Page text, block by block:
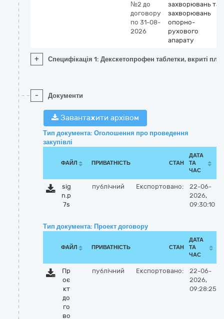
№2 до
договору
по 31-08-
2026
захворювань та
захворювань
опорно-
рухового
апарату
+ Специфікація 1: Декскетопрофен таблетки, вкриті
- Документи
Завантажити архівом
Тип документа: Оголошення про проведення
закупівлі
ФАЙЛ ПРИВАТНІСТЬ СТАН
ДАТА
ТА
ЧАС
sig
n.p
7s
публічний Експортовано:
22-06-
2026,
09:30:10
Тип документа: Проект договору
ФАЙЛ ПРИВАТНІСТЬ СТАН
ДАТА
ТА
ЧАС
Пр
оє
кт
до
го
во
публічний Експортовано:
22-06-
2026,
09:28:25